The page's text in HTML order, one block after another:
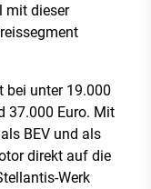
mit dieser
bei unter 19.000
37.000 Euro. Mit
BEV und als
direkt auf die
Werk